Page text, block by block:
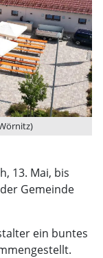
13. Mai, bis
Gemeinde
ein buntes